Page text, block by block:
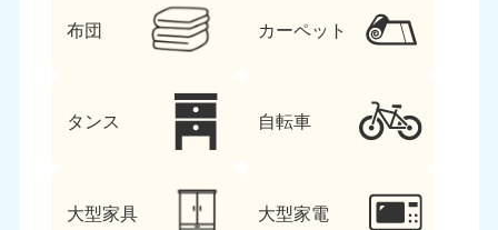
布団 カーペット
タンス 自転車
大型家具 大型家電